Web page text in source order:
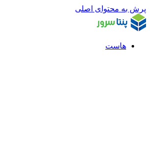
پرش به محتوای اصلی
هاست